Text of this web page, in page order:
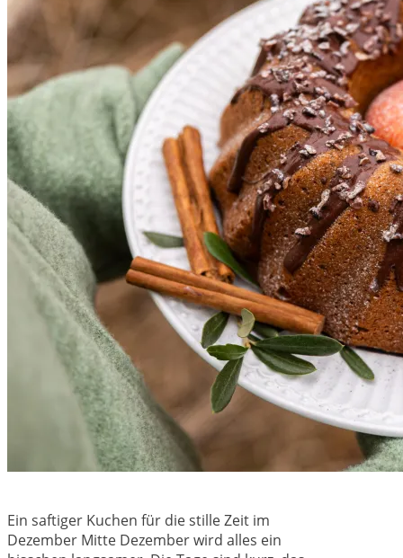
Ein saftiger Kuchen für die stille Zeit im
Dezember Mitte Dezember wird alles ein